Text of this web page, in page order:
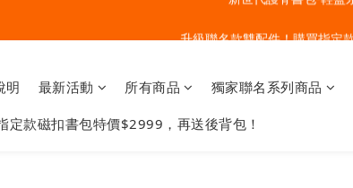
明 最新活動 所有商品 獨家聯名系列商品
定款磁扣書包特價$2999，再送後背包！